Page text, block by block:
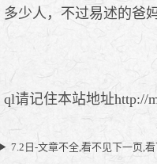
多少人，不过易述的爸
ql请记住本站地址http://
7.2日-文章不全,看不见下一页,